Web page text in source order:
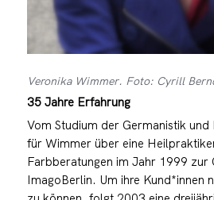
Veronika Wimmer. Foto: Cyrill
35 Jahre Erfahrung
Vom Studium der Germanistik und
für Wimmer über eine
Farbberatungen im Jahr 1999 zur
ImagoBerlin. Um ihre Kund*innen